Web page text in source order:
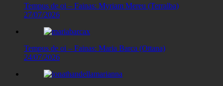
Tempus de oi – Fainas: Myriam Mereu (Terralba)
27/07/2026
Tempus de oi – Fainas: Maria Barca (Ottana)
24/07/2026